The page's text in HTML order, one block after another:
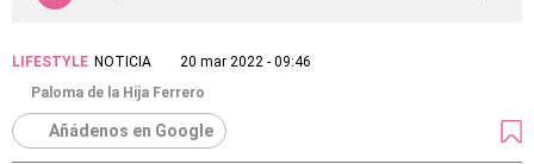
LIFESTYLE NOTICIA
20 mar 2022 - 09:46
Paloma de la Hija Ferrero
Añádenos en Google